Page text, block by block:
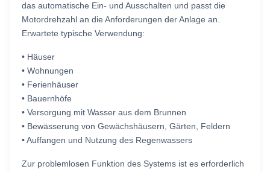
das automatische Ein- und Ausschalten und passt die
Motordrehzahl an die Anforderungen der Anlage an.
Erwartete typische Verwendung:
• Häuser
• Wohnungen
• Ferienhäuser
• Bauernhöfe
• Versorgung mit Wasser aus dem Brunnen
• Bewässerung von Gewächshäusern, Gärten, Feldern
• Auffangen und Nutzung des Regenwassers
Zur problemlosen Funktion des Systems ist es erforderlich